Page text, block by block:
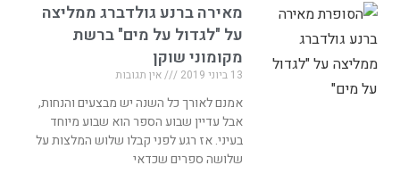
מאירה ברנע גולדברג ממליצה
על "לגדול על מים" ברשת
מקומוני שוקן
13 ביוני 2019 אין תגובות
אמנם לאורך כל השנה יש מבצעים והנחות,
אבל עדיין שבוע הספר הוא שבוע מיוחד
בעיני. אז רגע לפני קבלו שלוש המלצות על
שלושה ספרים שכדאי